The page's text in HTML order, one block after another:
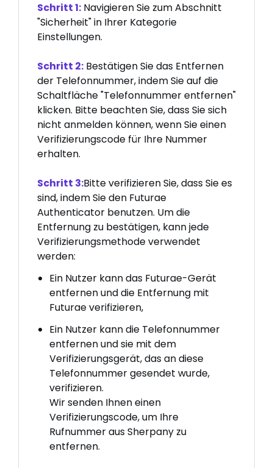
Schritt 1: Navigieren Sie zum Abschnitt
"Sicherheit" in Ihrer Kategorie
Einstellungen.
Schritt 2: Bestätigen Sie das Entfernen
der Telefonnummer, indem Sie auf die
Schaltfläche "Telefonnummer entfernen"
klicken. Bitte beachten Sie, dass Sie sich
nicht anmelden können, wenn Sie einen
Verifizierungscode für Ihre Nummer
erhalten.
Schritt 3:Bitte verifizieren Sie, dass Sie es
sind, indem Sie den Futurae
Authenticator benutzen. Um die
Entfernung zu bestätigen, kann jede
Verifizierungsmethode verwendet
werden:
Ein Nutzer kann das Futurae-Gerät
entfernen und die Entfernung mit
Futurae verifizieren,
Ein Nutzer kann die Telefonnummer
entfernen und sie mit dem
Verifizierungsgerät, das an diese
Telefonnummer gesendet wurde,
verifizieren.
Wir senden Ihnen einen
Verifizierungscode, um Ihre
Rufnummer aus Sherpany zu
entfernen.